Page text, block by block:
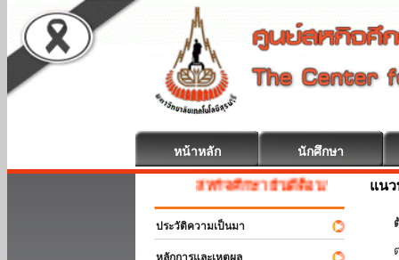
หน้าหลัก นักศึกษา
สหกิจศึกษา ยินดีต้อนรับ
ประวัติความเป็นมา
หลักการและเหตุผล
แน